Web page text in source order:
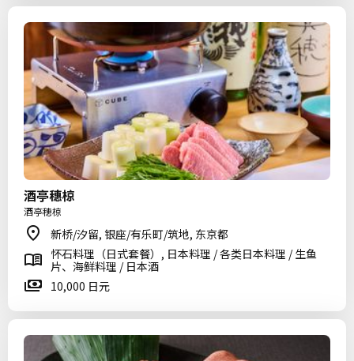
酒亭穗椋
酒亭穂椋
新桥/汐留, 银座/有乐町/筑地, 东京都
怀石料理（日式套餐）, 日本料理 / 各类日本料理 / 生鱼
片、海鲜料理 / 日本酒
10,000 日元